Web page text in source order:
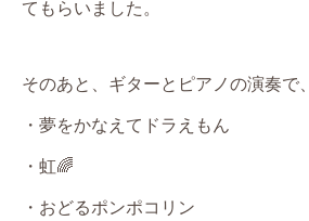
てもらいました。
そのあと、ギターとピアノの演奏で、
・夢をかなえてドラえもん
・虹🌈
・おどるポンポコリン